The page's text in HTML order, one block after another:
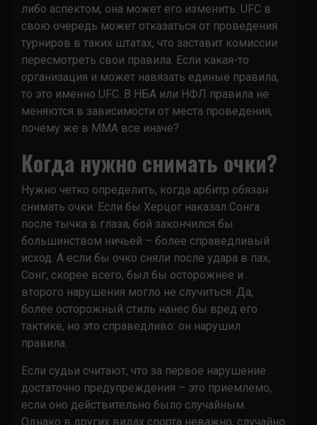
либо аспектом, она может его изменить. UFC в
свою очередь может отказаться от проведения
турниров в таких штатах, что заставит комиссии
пересмотреть свои правила. Если какая-то
организация и может навязать единые правила,
то это именно UFC. В НБА или НФЛ правила не
меняются в зависимости от места проведения,
почему же в MMA все иначе?
Когда нужно снимать очки?
Нужно четко определить, когда арбитр обязан
снимать очки. Если бы Херцог наказал Сонга
после тычка в глаза, бой закончился бы
большинством ничьей – более справедливый
исход. А если бы очко сняли после удара в пах,
Сонг, скорее всего, был бы осторожнее и
второго нарушения могло не случиться. Да,
более осторожный стиль нанес бы вред его
тактике, но это справедливо: он нарушил
правила.
Если судьи считают, что за первое нарушение
достаточно предупреждения – это приемлемо,
если оно действительно было случайным.
Однако в других видах спорта неважно, случайно